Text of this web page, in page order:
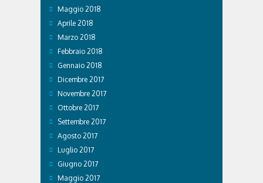
Maggio 2018
Aprile 2018
Marzo 2018
Febbraio 2018
Gennaio 2018
Dicembre 2017
Novembre 2017
Ottobre 2017
Settembre 2017
Agosto 2017
Luglio 2017
Giugno 2017
Maggio 2017